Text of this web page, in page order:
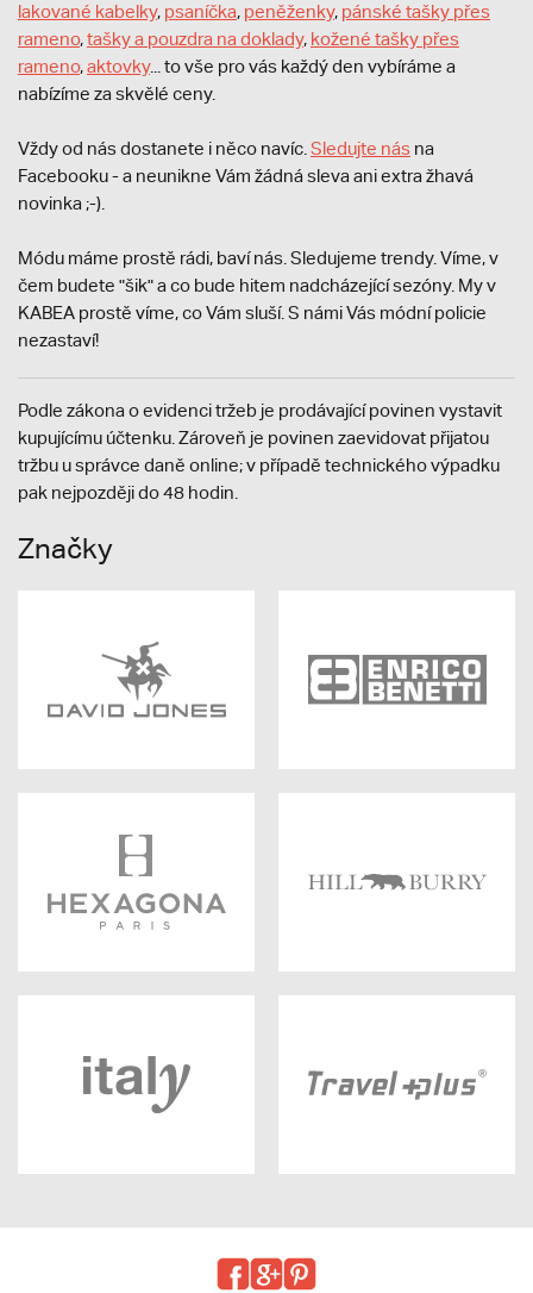
lakované kabelky, psaníčka, peněženky, pánské tašky přes
rameno,tašky a pouzdra na doklady, kožené tašky přes
rameno,aktovky... to vše pro vás každý den vybíráme a
nabízíme za skvělé ceny.
Vždy od nás dostanete i něco navíc. Sledujte nás na
Facebooku - a neunikne Vám žádná sleva ani extra žhavá
novinka ;-).
Módu máme prostě rádi, baví nás. Sledujeme trendy. Víme, v
čem budete "šik" a co bude hitem nadcházející sezóny. My v
KABEA prostě víme, co Vám sluší. S námi Vás módní policie
nezastaví!
Podle zákona o evidenci tržeb je prodávající povinen vystavit
kupujícímu účtenku. Zároveň je povinen zaevidovat přijatou
tržbu u správce daně online; v případě technického výpadku
pak nejpozději do 48 hodin.
Značky